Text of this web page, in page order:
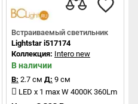
Встраиваемый светильник
Lightstar i517174
Коллекция: Intero new
В наличии
В: 2.7 см Д: 9 см
LED x 1 max W 4000K 360Lm